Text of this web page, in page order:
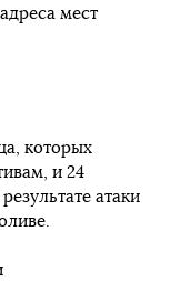
мест
которых
и 24
атаки